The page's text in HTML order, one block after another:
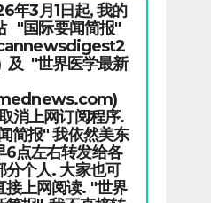
年3月1日起, 我的
"国际要闻简报"
"世界医学最新
消上网订阅程序.
简报" 我依然美东
6点左右转发给各
分个人. 大家也可
接上网阅读. "世界